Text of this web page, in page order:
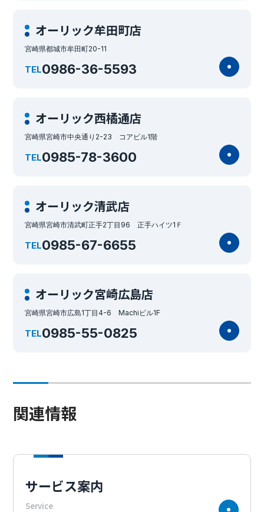
オーリック牟田町店
宮崎県都城市牟田町20-11
TEL0986-36-5593
オーリック西橘通店
宮崎県宮崎市中央通り2-23 コアビル1階
TEL0985-78-3600
オーリック清武店
宮崎県宮崎市清武町正手2丁目96 正手ハイツ1Ｆ
TEL0985-67-6655
オーリック宮崎広島店
宮崎県宮崎市広島1丁目4-6 Machiビル1F
TEL0985-55-0825
関連情報
サービス案内
Service